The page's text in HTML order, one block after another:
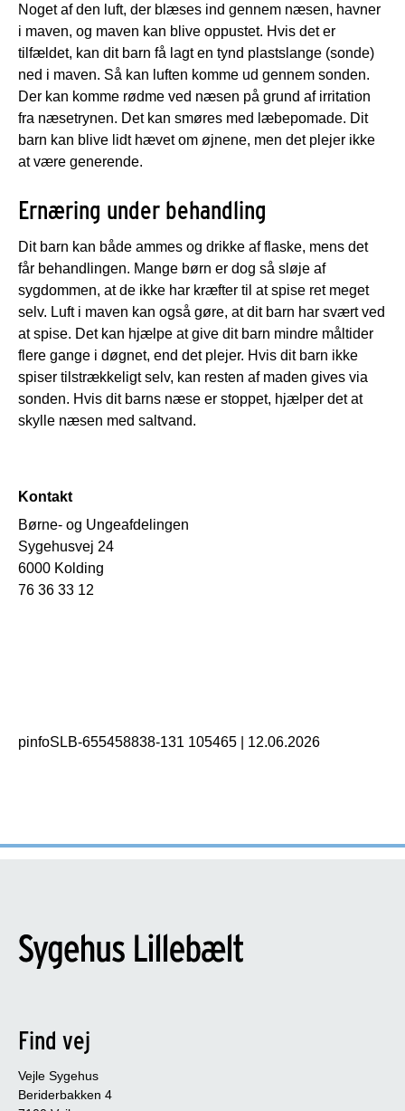
Noget af den luft, der blæses ind gennem næsen, havner
i maven, og maven kan blive oppustet. Hvis det er
tilfældet, kan dit barn få lagt en tynd plastslange (sonde)
ned i maven. Så kan luften komme ud gennem sonden.
Der kan komme rødme ved næsen på grund af irritation
fra næsetrynen. Det kan smøres med læbepomade. Dit
barn kan blive lidt hævet om øjnene, men det plejer ikke
at være generende.
Ernæring under behandling
Dit barn kan både ammes og drikke af flaske, mens det
får behandlingen. Mange børn er dog så sløje af
sygdommen, at de ikke har kræfter til at spise ret meget
selv. Luft i maven kan også gøre, at dit barn har svært ved
at spise. Det kan hjælpe at give dit barn mindre måltider
flere gange i døgnet, end det plejer. Hvis dit barn ikke
spiser tilstrækkeligt selv, kan resten af maden gives via
sonden. Hvis dit barns næse er stoppet, hjælper det at
skylle næsen med saltvand.
Kontakt
Børne- og Ungeafdelingen
Sygehusvej 24
6000 Kolding
76 36 33 12
pinfoSLB-655458838-131 105465 12.06.2026
Find vej
Vejle Sygehus
Beriderbakken 4